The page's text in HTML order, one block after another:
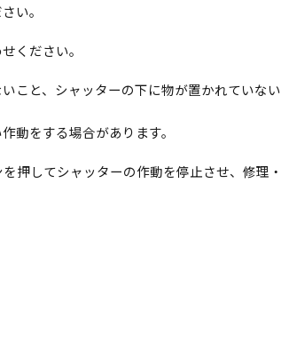
い。
ください。
こと、シャッターの下に物が置かれていない
動をする場合があります。
押してシャッターの作動を停止させ、修理・